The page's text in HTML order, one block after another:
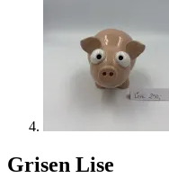
Grisen Lise